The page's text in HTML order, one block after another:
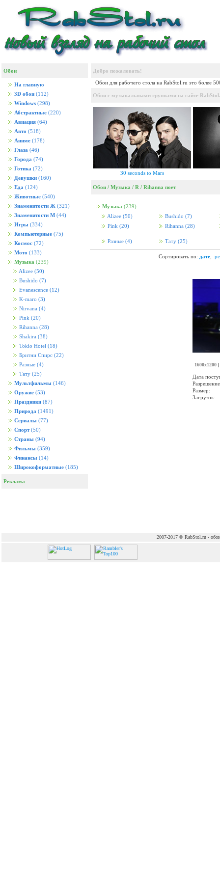
Обои
На главную
3D обои (112)
Windows (298)
Абстрактные (220)
Авиация (64)
Авто (518)
Аниме (178)
Глаза (46)
Города (74)
Готика (72)
Девушки (160)
Еда (124)
Животные (540)
Знаменитости Ж (321)
Знаменитости М (44)
Игры (334)
Компьютерные (75)
Космос (72)
Мото (133)
Музыка (239)
Alizee (50)
Bushido (7)
Evanescence (12)
K-maro (3)
Nirvana (4)
Pink (20)
Rihanna (28)
Shakira (38)
Tokio Hotel (18)
Бритни Спирс (22)
Разные (4)
Тату (25)
Мультфильмы (146)
Оружие (53)
Праздники (87)
Природа (1491)
Сериалы (77)
Спорт (50)
Страны (94)
Фильмы (359)
Финансы (14)
Широкоформатные (185)
Реклама
Добро пожаловать!
Обои для рабочего стола на RabStol.ru это более
Обои с музыкальными группами на сайте
30 seconds to Mars
Обои / Музыка / R / Rihanna поет
Музыка (239)
Alizee (50) Bushido (7)
Pink (20) Rihanna (28)
Разные (4) Тату (25)
Сортировать по: дате
1600x1200|
Дата
Размер:
Загрузок:
2007-2017 © RabStol.ru - обои